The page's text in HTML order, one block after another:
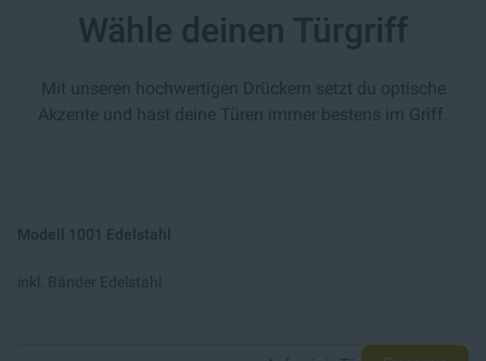
Wähle deinen Türgriff
Mit unseren hochwertigen Drückern setzt du optische
Akzente und hast deine Türen immer bestens im Griff.
Modell 1001 Edelstahl
inkl. Bänder Edelstahl